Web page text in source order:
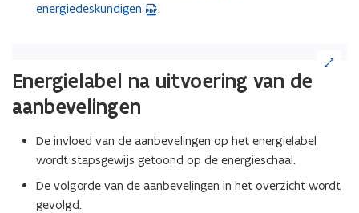
de
afbeelding
voor
een
weergave)
energiedeskundigen
P
e
s
a
n
d
o
.
Energielabel na uitvoering van de
aanbevelingen
De invloed van de aanbevelingen op het energielabel
wordt stapsgewijs getoond op de energieschaal.
De volgorde van de aanbevelingen in het overzicht wordt
gevolgd.